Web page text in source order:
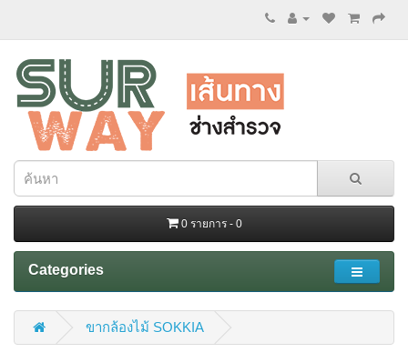
0 รายการ - 0
Categories
ขากล้องไม้ SOKKIA